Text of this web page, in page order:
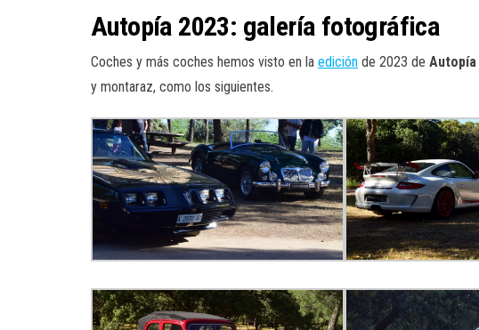
Autopía 2023: galería fotográfica
Coches y más coches hemos visto en la edición de 2023 de Autopía
y montaraz, como los siguientes.